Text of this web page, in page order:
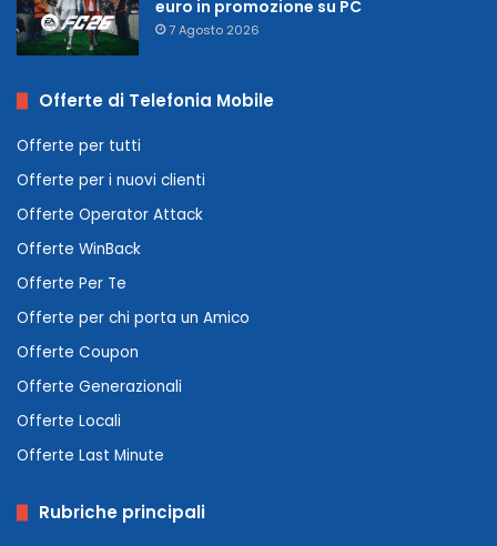
euro in promozione su PC
7 Agosto 2026
Offerte di Telefonia Mobile
Offerte per tutti
Offerte per i nuovi clienti
Offerte Operator Attack
Offerte WinBack
Offerte Per Te
Offerte per chi porta un Amico
Offerte Coupon
Offerte Generazionali
Offerte Locali
Offerte Last Minute
Rubriche principali